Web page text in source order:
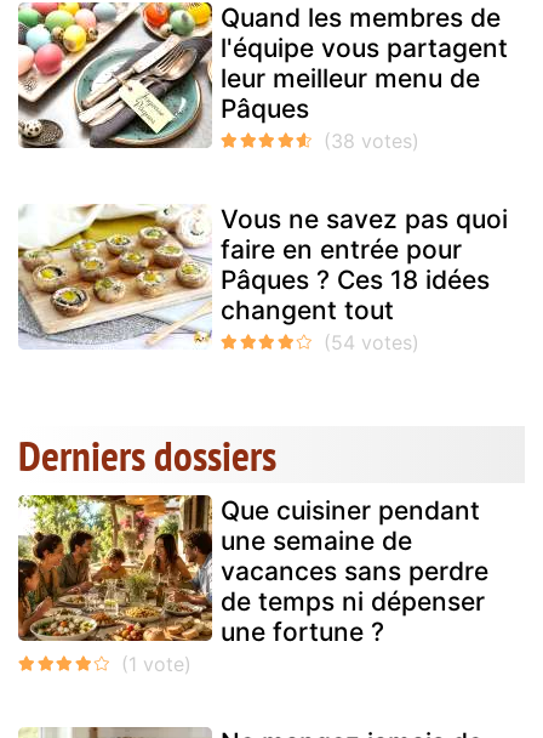
Quand les membres de
l'équipe vous partagent
leur meilleur menu de
Pâques
Vous ne savez pas quoi
faire en entrée pour
Pâques ? Ces 18 idées
changent tout
Derniers dossiers
Que cuisiner pendant
une semaine de
vacances sans perdre
de temps ni dépenser
une fortune ?